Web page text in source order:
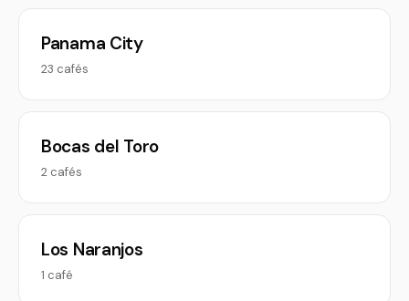
Panama City
23 cafés
Bocas del Toro
2 cafés
Los Naranjos
1 café